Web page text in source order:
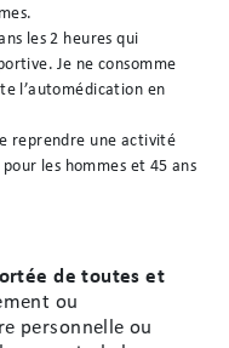
les 2 heures qui
Je ne consomme
l’automédication en
reprendre une activité
les hommes et 45 ans
de toutes et
ou
personnelle ou